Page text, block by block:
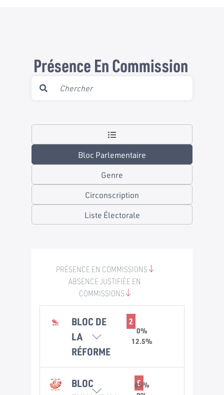
Présence En Commission
Bloc Parlementaire
Genre
Circonscription
Liste Électorale
PRÉSENCE EN COMMISSIONS
ABSENCE JUSTIFIÉE EN
COMMISSIONS
BLOC DE
LA
RÉFORME
2
0%
12.5%
Nesrine
Laamari
0%
0%
BLOC
5
65%